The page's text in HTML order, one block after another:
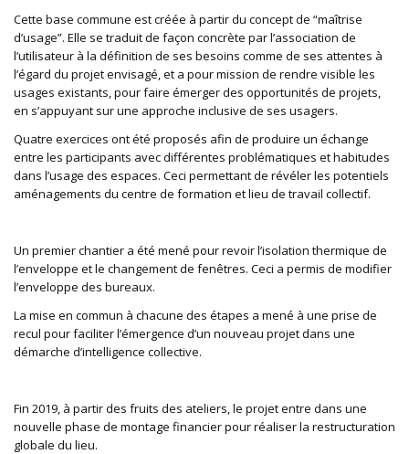
Cette base commune est créée à partir du concept de “maîtrise
d’usage”. Elle se traduit de façon concrète par l’association de
l’utilisateur à la définition de ses besoins comme de ses attentes à
l’égard du projet envisagé, et a pour mission de rendre visible les
usages existants, pour faire émerger des opportunités de projets,
en s’appuyant sur une approche inclusive de ses usagers.
Quatre exercices ont été proposés afin de produire un échange
entre les participants avec différentes problématiques et habitudes
dans l’usage des espaces. Ceci permettant de révéler les potentiels
aménagements du centre de formation et lieu de travail collectif.
Un premier chantier a été mené pour revoir l’isolation thermique de
l’enveloppe et le changement de fenêtres. Ceci a permis de modifier
l’enveloppe des bureaux.
La mise en commun à chacune des étapes a mené à une prise de
recul pour faciliter l’émergence d’un nouveau projet dans une
démarche d’intelligence collective.
Fin 2019, à partir des fruits des ateliers, le projet entre dans une
nouvelle phase de montage financier pour réaliser la restructuration
globale du lieu.